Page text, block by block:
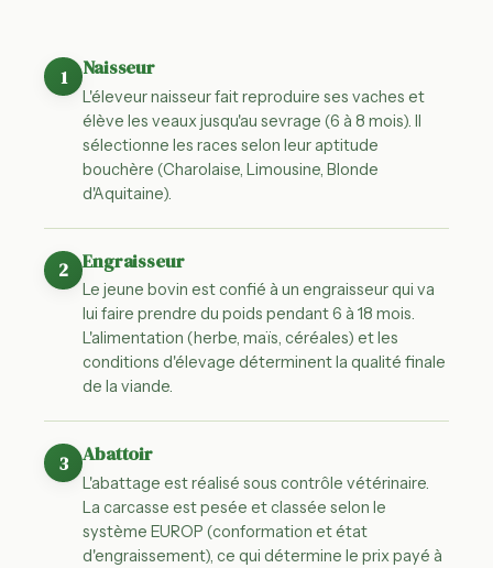
1 Naisseur
L'éleveur naisseur fait reproduire ses vaches et
élève les veaux jusqu'au sevrage (6 à 8 mois). Il
sélectionne les races selon leur aptitude
bouchère (Charolaise, Limousine, Blonde
d'Aquitaine).
2 Engraisseur
Le jeune bovin est confié à un engraisseur qui va
lui faire prendre du poids pendant 6 à 18 mois.
L'alimentation (herbe, maïs, céréales) et les
conditions d'élevage déterminent la qualité finale
de la viande.
3 Abattoir
L'abattage est réalisé sous contrôle vétérinaire.
La carcasse est pesée et classée selon le
système EUROP (conformation et état
d'engraissement), ce qui détermine le prix payé à